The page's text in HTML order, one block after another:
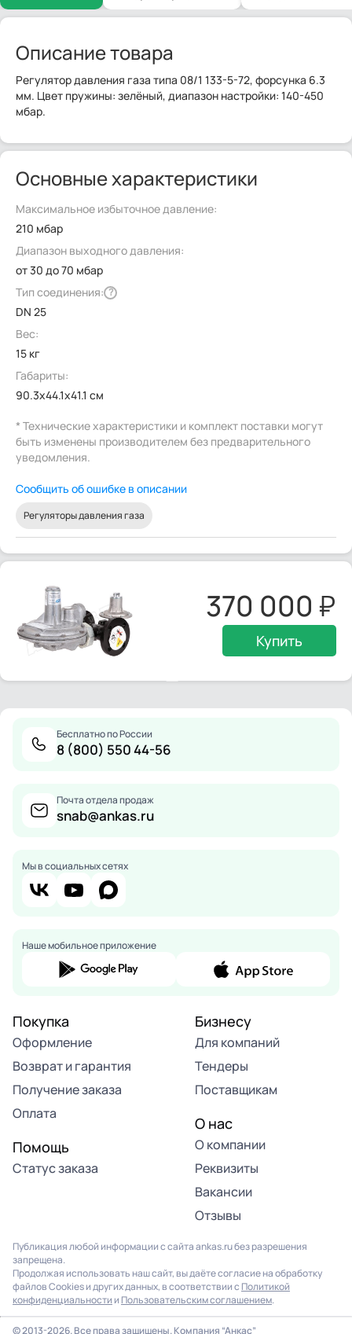
Описание товара
Регулятор давления газа типа 08/1 133-5-72, форсунка 6.3
мм. Цвет пружины: зелёный, диапазон настройки: 140-450
мбар.
Основные характеристики
Максимальное избыточное давление:
210 мбар
Диапазон выходного давления:
от 30 до 70 мбар
Тип соединения: ?
DN 25
Вес:
15 кг
Габариты:
90.3x44.1x41.1 см
* Технические характеристики и комплект поставки могут
быть изменены производителем без предварительного
уведомления.
Сообщить об ошибке в описании
Регуляторы давления газа
370 000
Купить
Бесплатно по России
8 (800) 550 44-56
Почта отдела продаж
snab@ankas.ru
Мы в социальных сетях
Наше мобильное приложение
Покупка
Оформление
Возврат и гарантия
Получение заказа
Оплата
Помощь
Статус заказа
Бизнесу
Для компаний
Тендеры
Поставщикам
О нас
О компании
Реквизиты
Вакансии
Отзывы
Публикация любой информации с сайта ankas.ru без разрешения
запрещена.
Продолжая использовать наш сайт, вы даёте согласие на обработку
файлов Cookies и других данных, в соответствии с Политикой
конфиденциальности и Пользовательским соглашением.
© 2013-2026. Все права защищены. Компания “Анкас”